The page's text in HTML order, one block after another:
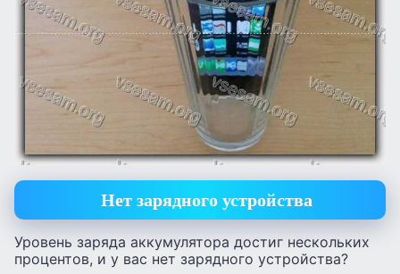
Нет зарядного устройства
Уровень заряда аккумулятора достиг нескольких
процентов, и у вас нет зарядного устройства?